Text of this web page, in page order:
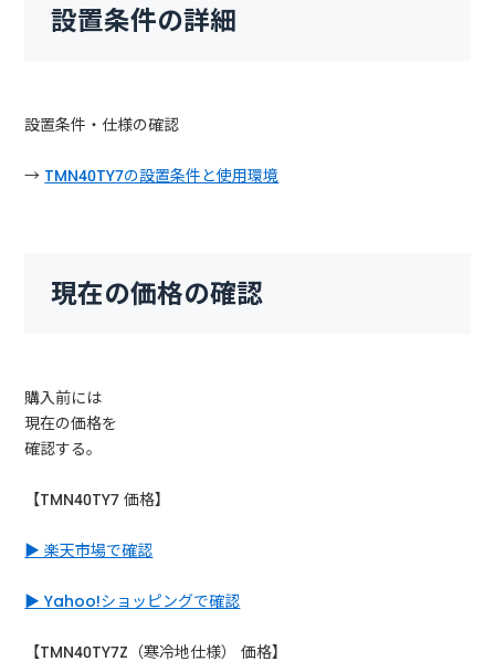
設置条件の詳細
設置条件・仕様の確認
→ TMN40TY7の設置条件と使用環境
現在の価格の確認
購入前には
現在の価格を
確認する。
【TMN40TY7 価格】
▶ 楽天市場で確認
▶ Yahoo!ショッピングで確認
【TMN40TY7Z（寒冷地仕様） 価格】